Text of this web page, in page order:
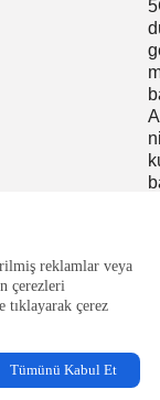
reklamlar veya
çerezleri
tıklayarak çerez
Tümünü Kabul Et